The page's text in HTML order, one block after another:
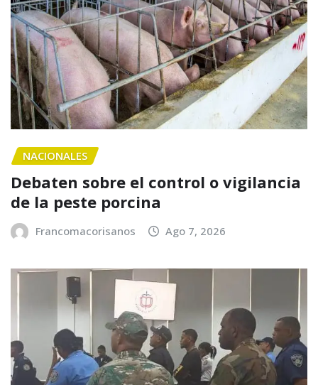
NACIONALES
Debaten sobre el control o vigilancia
de la peste porcina
Francomacorisanos Ago 7, 2026